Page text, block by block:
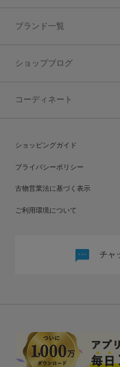
ブランド一覧
ショップブログ
コーディネート
ショッピングガイド
プライバシーポリシー
古物営業法に基づく表示
ご利用環境について
チャ